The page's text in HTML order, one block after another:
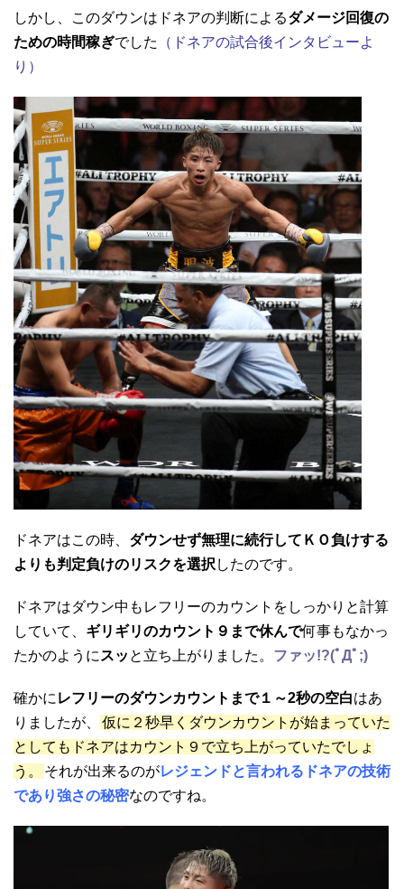
しかし、このダウンはドネアの判断によるダメージ回復の
ための時間稼ぎでした
（ドネアの試合後インタビューよ
り）
ドネアはこの時、 ダウンせず無理に続行してＫＯ負けする
よりも判定負けのリスクを選択 したのです。
ドネアはダウン中もレフリーのカウントをしっかりと計算
していて、 ギリギリのカウント９まで休んで何事もなかっ
たかのように スッ と立ち上がりました。 ファッ!?(ﾟДﾟ;)
確かに レフリーのダウンカウントまで１～2秒の空白はあ
りましたが、
仮に２秒早くダウンカウントが始まっていた
としてもドネアはカウント９で立ち上がっていたでしょ
う。
それが出来るのがレジェンドと言われるドネアの技術
であり強さの秘密なのですね。